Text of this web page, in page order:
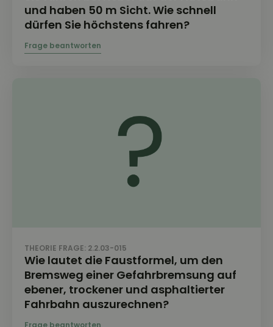
und haben 50 m Sicht. Wie schnell
dürfen Sie höchstens fahren?
THEORIE FRAGE: 2.2.03-015
Wie lautet die Faustformel, um den
Bremsweg einer Gefahrbremsung auf
ebener, trockener und asphaltierter
Fahrbahn auszurechnen?